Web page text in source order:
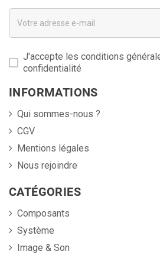
J'accepte les conditions
confidentialité
INFORMATIONS
Qui sommes-nous ?
CGV
Mentions légales
Nous rejoindre
CATÉGORIES
Composants
Système
Image & Son